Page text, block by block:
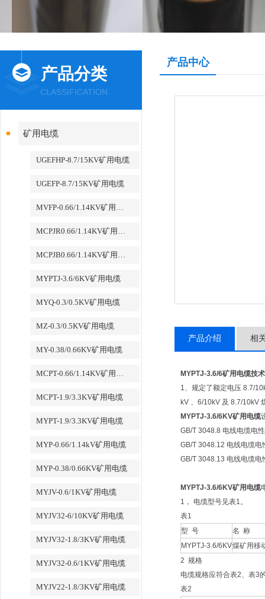
产品分类
CLASSIFICATION
矿用电缆
UGEFHP-8.7/15KV矿用电缆
UGEFP-8.7/15KV矿用电缆
MVFP-0.66/1.14KV矿用电缆
MCPJR0.66/1.14KV矿用电缆
MCPJB0.66/1.14KV矿用电缆
MYPTJ-3.6/6KV矿用电缆
MYQ-0.3/0.5KV矿用电缆
MZ-0.3/0.5KV矿用电缆
MY-0.38/0.66KV矿用电缆
MCPT-0.66/1.14KV矿用电缆
MCPT-1.9/3.3KV矿用电缆
MYPT-1.9/3.3KV矿用电缆
MYP-0.66/1.14kV矿用电缆
MYP-0.38/0.66KV矿用电缆
MYJV-0.6/1KV矿用电缆
MYJV32-6/10KV矿用电缆
MYJV32-1.8/3KV矿用电缆
MYJV32-0.6/1KV矿用电缆
MYJV22-1.8/3KV矿用电缆
产品中心
产品介绍 相
MYPTJ-3.6/6矿用电缆技
1、规定了额定电压 8.7/
kV 、6/10kV 及 8.7/10kV
MYPTJ-3.6/6KV矿用电缆
GB/T 3048.8 电线电缆电
GB/T 3048.12 电线电缆
GB/T 3048.13 电线电缆
MYPTJ-3.6/6KV矿用电缆
1， 电缆型号见表1。
表1
型 号
名 称
MYPTJ-3.6/6KV煤矿用移
2 规格
电缆规格应符合表2、表3
表2